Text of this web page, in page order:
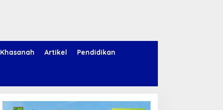
Khasanah Artikel Pendidikan